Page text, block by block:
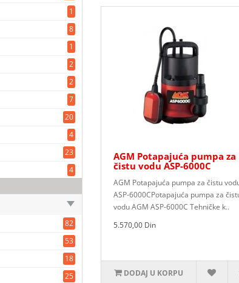
1
8
1
2
2
7
20
4
23
4
82
53
18
25
AGM Potapajuća pumpa za
čistu vodu ASP-6000C
AGM Potapajuća pumpa za čistu
ASP-6000CPotapajuća pumpa za
vodu AGM ASP-6000C Tehničke k..
5.570,00 Din
DODAJ U KORPU